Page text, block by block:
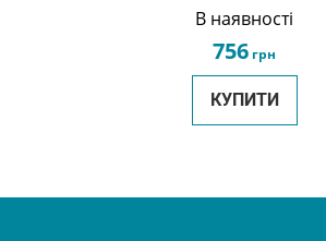
В наявності
756 грн
КУПИТИ